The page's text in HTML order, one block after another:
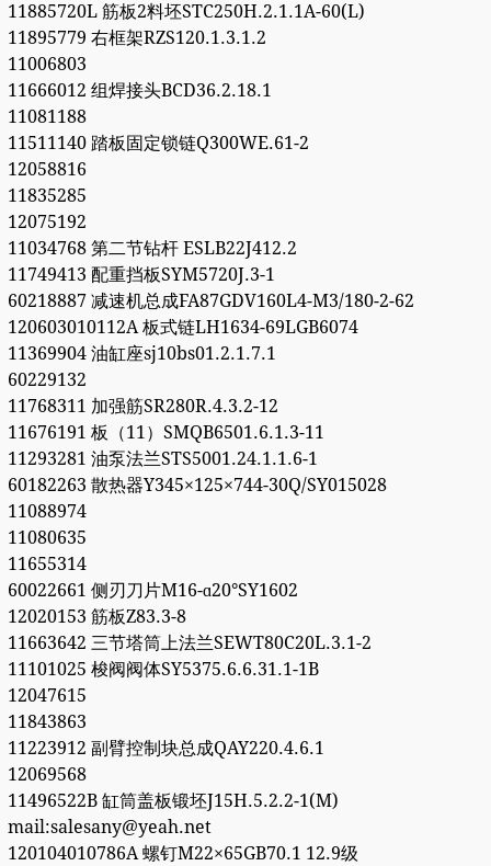
11885720L 筋板2料坯STC250H.2.1.1A-60(L)
11895779 右框架RZS120.1.3.1.2
11006803
11666012 组焊接头BCD36.2.18.1
11081188
11511140 踏板固定锁链Q300WE.61-2
12058816
11835285
12075192
11034768 第二节钻杆 ESLB22J412.2
11749413 配重挡板SYM5720J.3-1
60218887 减速机总成FA87GDV160L4-M3/180-2-62
120603010112A 板式链LH1634-69LGB6074
11369904 油缸座sj10bs01.2.1.7.1
60229132
11768311 加强筋SR280R.4.3.2-12
11676191 板（11）SMQB6501.6.1.3-11
11293281 油泵法兰STS5001.24.1.1.6-1
60182263 散热器Y345×125×744-30Q/SY015028
11088974
11080635
11655314
60022661 侧刃刀片M16-ɑ20°SY1602
12020153 筋板Z83.3-8
11663642 三节塔筒上法兰SEWT80C20L.3.1-2
11101025 梭阀阀体SY5375.6.6.31.1-1B
12047615
11843863
11223912 副臂控制块总成QAY220.4.6.1
12069568
11496522B 缸筒盖板锻坯J15H.5.2.2-1(M)
mail:salesany@yeah.net
120104010786A 螺钉M22×65GB70.1 12.9级